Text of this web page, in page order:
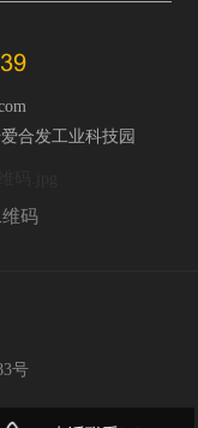
合发工业科技园
码
号